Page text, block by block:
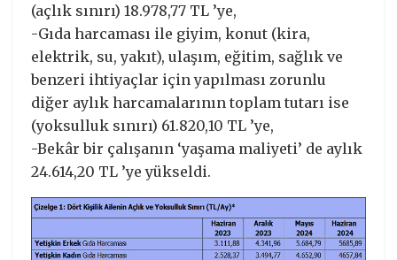
(açlık sınırı) 18.978,77 TL ’ye,
-Gıda harcaması ile giyim, konut (kira,
elektrik, su, yakıt), ulaşım, eğitim, sağlık ve
benzeri ihtiyaçlar için yapılması zorunlu
diğer aylık harcamalarının toplam tutarı ise
(yoksulluk sınırı) 61.820,10 TL ’ye,
-Bekâr bir çalışanın ‘yaşama maliyeti’ de aylık
24.614,20 TL ’ye yükseldi.